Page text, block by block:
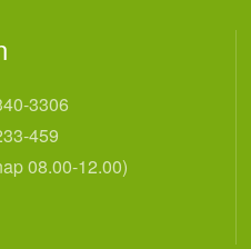
3306
459
08.00-12.00)